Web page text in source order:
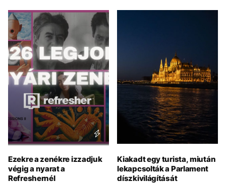
Ezekre a zenékre izzadjuk
végig a nyarat a
Refreshernél
Kiakadt egy turista, miután
lekapcsolták a Parlament
díszkivilágítását